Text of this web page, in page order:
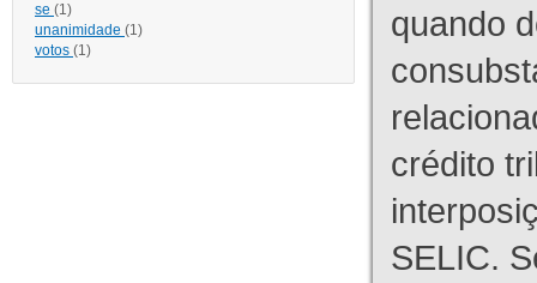
se (1)
unanimidade (1)
votos (1)
quando
crédito
SELIC.